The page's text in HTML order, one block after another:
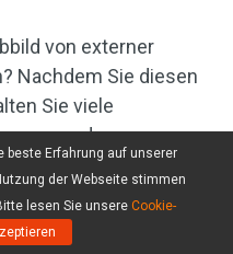
von externer
Nachdem Sie diesen
Sie viele
und
Image mit MiniTool
Wiederherstellen.
Weg aus, um
beste Erfahrung auf unserer
der Webseite stimmen
lesen Sie unsere Cookie-